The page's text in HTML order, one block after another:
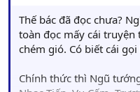
Thế bác đã đọc chưa?
toàn đọc mấy cái truyện
chém gió. Có biết cái
Chính thức thì Ngũ